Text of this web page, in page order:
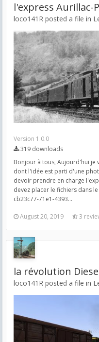
l'express Aurillac-
loco141R posted a file in
Version 1.0.0
319 downloads
Bonjour à tous, Aujourd'hui je
dont l'idée est parti d'une
devoir prendre en charge
devez placer le fichiers dans
cb23c77-71e1-4393...
August 20, 2019 3
la révolution
loco141R posted a file in